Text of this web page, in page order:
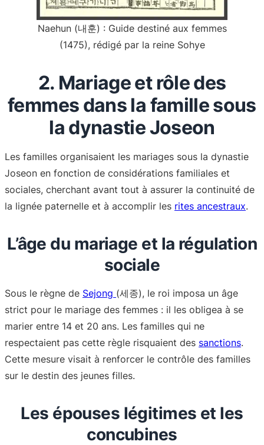
Naehun (내훈) : Guide destiné aux femmes
(1475), rédigé par la reine Sohye
2. Mariage et rôle des
femmes dans la famille sous
la dynastie Joseon
Les familles organisaient les mariages sous la dynastie
Joseon en fonction de considérations familiales et
sociales, cherchant avant tout à assurer la continuité de
la lignée paternelle et à accomplir les rites ancestraux.
L’âge du mariage et la régulation
sociale
Sous le règne de Sejong (세종), le roi imposa un âge
strict pour le mariage des femmes : il les obligea à se
marier entre 14 et 20 ans. Les familles qui ne
respectaient pas cette règle risquaient des sanctions.
Cette mesure visait à renforcer le contrôle des familles
sur le destin des jeunes filles.
Les épouses légitimes et les
concubines